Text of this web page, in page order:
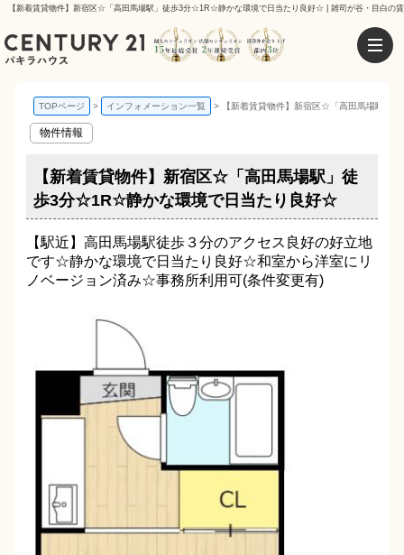
【新着賃貸物件】新宿区☆「高田馬場駅」徒歩3分☆1R☆静かな環境で日当たり良好☆ | 雑司が谷・目白の賃
TOPページ インフォメーション一覧 【新着賃貸物件】新宿区☆「高田馬場駅
物件情報
【新着賃貸物件】新宿区☆「高田馬場駅」徒
歩3分☆1R☆静かな環境で日当たり良好☆
【駅近】高田馬場駅徒歩３分のアクセス良好の好立地
です☆静かな環境で日当たり良好☆和室から洋室にリ
ノベージョン済み☆事務所利用可(条件変更有)